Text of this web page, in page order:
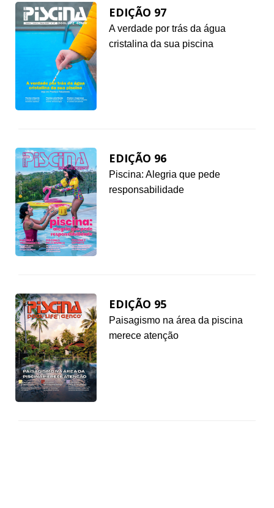
EDIÇÃO 97
A verdade por trás da água
cristalina da sua piscina
EDIÇÃO 96
Piscina: Alegria que pede
responsabilidade
EDIÇÃO 95
Paisagismo na área da piscina
merece atenção